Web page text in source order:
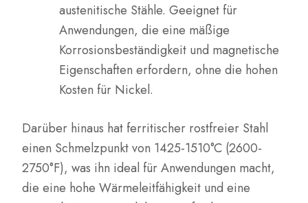
austenitische Stähle. Geeignet für
Anwendungen, die eine mäßige
Korrosionsbeständigkeit und magnetische
Eigenschaften erfordern, ohne die hohen
Kosten für Nickel.
Darüber hinaus hat ferritischer rostfreier Stahl
einen Schmelzpunkt von 1425-1510°C (2600-
2750°F), was ihn ideal für Anwendungen macht,
die eine hohe Wärmeleitfähigkeit und eine